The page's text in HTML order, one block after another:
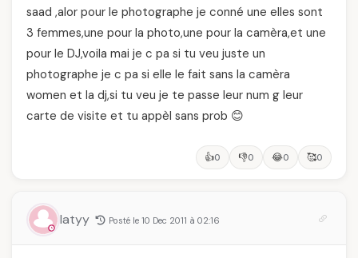
saad ,alor pour le photographe je conné une elles sont
3 femmes,une pour la photo,une pour la camèra,et une
pour le DJ,voila mai je c pa si tu veu juste un
photographe je c pa si elle le fait sans la camèra
women et la dj,si tu veu je te passe leur num g leur
carte de visite et tu appèl sans prob 😊
👍0 👎0 😂0 🥰0
latyy Posté le 10 Dec 2011 à 02:16